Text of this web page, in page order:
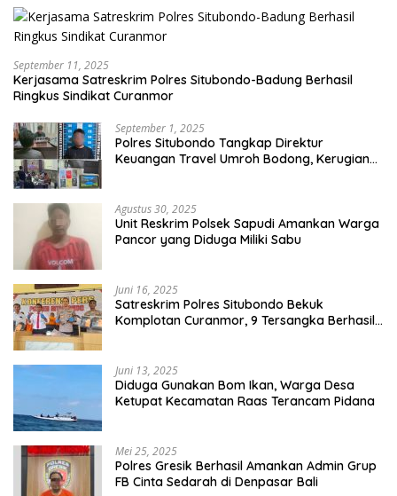
September 11, 2025
Kerjasama Satreskrim Polres Situbondo-Badung Berhasil
Ringkus Sindikat Curanmor
September 1, 2025
Polres Situbondo Tangkap Direktur
Keuangan Travel Umroh Bodong, Kerugian
Agustus 30, 2025
Unit Reskrim Polsek Sapudi Amankan Warga
Pancor yang Diduga Miliki Sabu
Juni 16, 2025
Satreskrim Polres Situbondo Bekuk
Komplotan Curanmor, 9 Tersangka Berhasil
Juni 13, 2025
Diduga Gunakan Bom Ikan, Warga Desa
Ketupat Kecamatan Raas Terancam Pidana
Mei 25, 2025
Polres Gresik Berhasil Amankan Admin Grup
FB Cinta Sedarah di Denpasar Bali